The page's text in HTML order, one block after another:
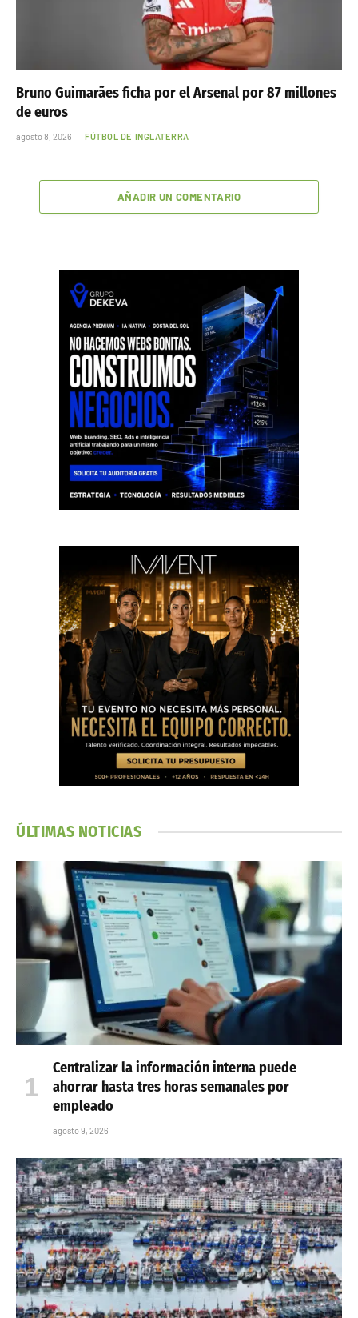
Bruno Guimarães ficha por el Arsenal por 87 millones
de euros
agosto 8, 2026 FÚTBOL DE INGLATERRA
AÑADIR UN COMENTARIO
ÚLTIMAS NOTICIAS
Centralizar la información interna puede
ahorrar hasta tres horas semanales por
empleado
agosto 9, 2026